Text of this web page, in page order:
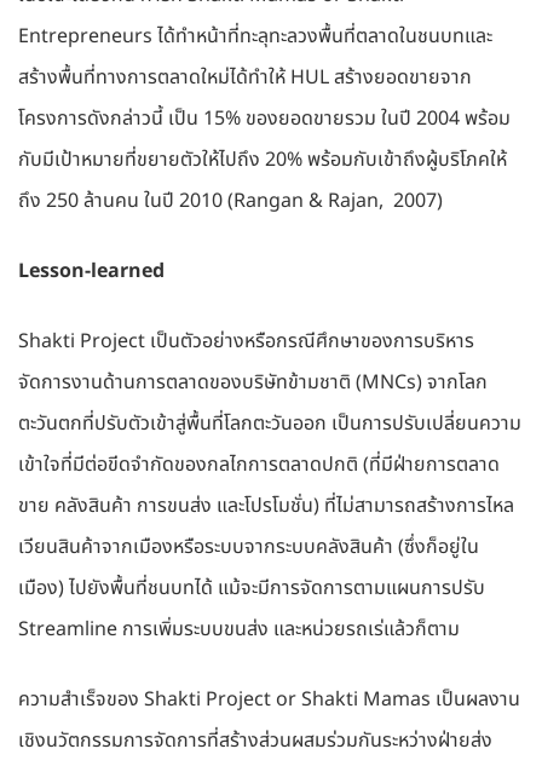
Entrepreneurs ได้ทำหน้าที่ทะลุทะลวงพื้นที่ตลาดในชนบทและ
สร้างพื้นที่ทางการตลาดใหม่ได้ทำให้ HUL สร้างยอดขายจาก
โครงการดังกล่าวนี้ เป็น 15% ของยอดขายรวม ในปี 2004 พร้อม
กับมีเป้าหมายที่ขยายตัวให้ไปถึง 20% พร้อมกับเข้าถึงผู้บริโภคให้
ถึง 250 ล้านคน ในปี 2010 (Rangan & Rajan, 2007)
Lesson-learned
Shakti Project เป็นตัวอย่างหรือกรณีศึกษาของการบริหาร
จัดการงานด้านการตลาดของบริษัทข้ามชาติ (MNCs) จากโลก
ตะวันตกที่ปรับตัวเข้าสู่พื้นที่โลกตะวันออก เป็นการปรับเปลี่ยนความ
เข้าใจที่มีต่อขีดจำกัดของกลไกการตลาดปกติ (ที่มีฝ่ายการตลาด
ขาย คลังสินค้า การขนส่ง และโปรโมชั่น) ที่ไม่สามารถสร้างการไหล
เวียนสินค้าจากเมืองหรือระบบจากระบบคลังสินค้า (ซึ่งก็อยู่ใน
เมือง) ไปยังพื้นที่ชนบทได้ แม้จะมีการจัดการตามแผนการปรับ
Streamline การเพิ่มระบบขนส่ง และหน่วยรถเร่แล้วก็ตาม
ความสำเร็จของ Shakti Project or Shakti Mamas เป็นผลงาน
เชิงนวัตกรรมการจัดการที่สร้างส่วนผสมร่วมกันระหว่างฝ่ายส่ง